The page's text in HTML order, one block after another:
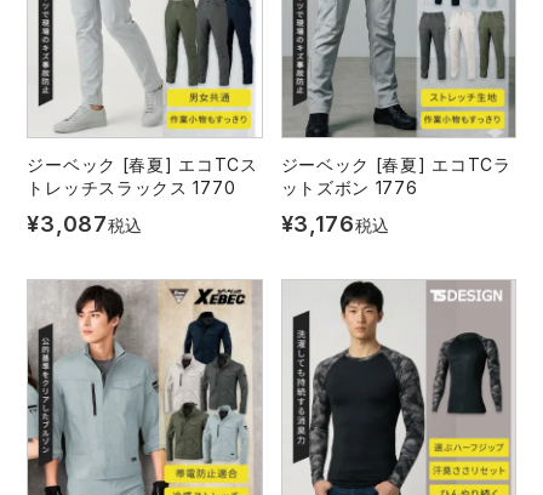
ジーベック [春夏] エコTCス
トレッチスラックス 1770
¥3,087税込
ジーベック [春夏] エコTCラ
ットズボン 1776
¥3,176税込